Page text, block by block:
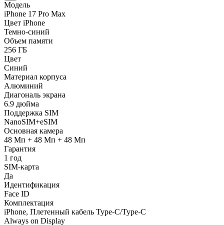
Модель
iPhone 17 Pro Max
Цвет iPhone
Темно-синий
Объем памяти
256 ГБ
Цвет
Синий
Материал корпуса
Алюминий
Диагональ экрана
6.9 дюйма
Поддержка SIM
NanoSIM+eSIM
Основная камера
48 Мп + 48 Мп + 48 Мп
Гарантия
1 год
SIM-карта
Да
Идентификация
Face ID
Комплектация
iPhone, Плетенный кабель Type-C/Type-C
Always on Display